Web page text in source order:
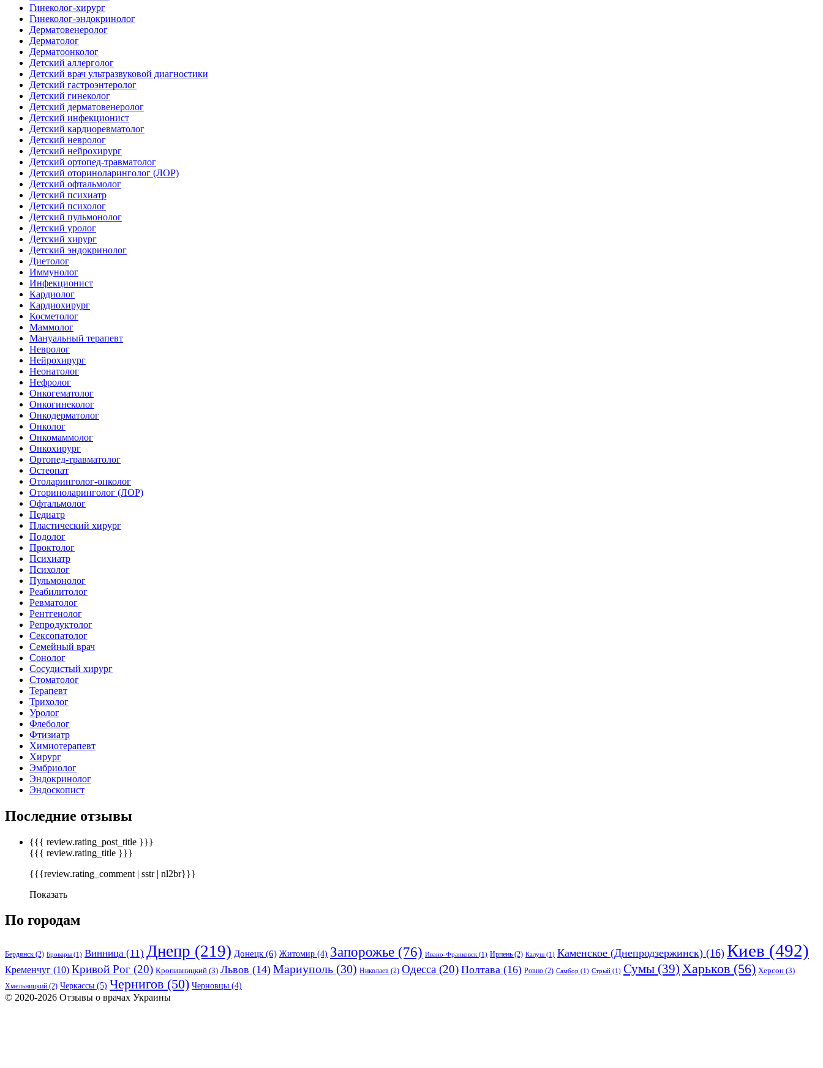
Гинеколог-хирург
Гинеколог-эндокринолог
Дерматовенеролог
Дерматолог
Дерматоонколог
Детский аллерголог
Детский врач ультразвуковой диагностики
Детский гастроэнтеролог
Детский гинеколог
Детский дерматовенеролог
Детский инфекционист
Детский кардиоревматолог
Детский невролог
Детский нейрохирург
Детский ортопед-травматолог
Детский оториноларинголог (ЛОР)
Детский офтальмолог
Детский психиатр
Детский психолог
Детский пульмонолог
Детский уролог
Детский хирург
Детский эндокринолог
Диетолог
Иммунолог
Инфекционист
Кардиолог
Кардиохирург
Косметолог
Маммолог
Мануальный терапевт
Невролог
Нейрохирург
Неонатолог
Нефролог
Онкогематолог
Онкогинеколог
Онкодерматолог
Онколог
Онкомаммолог
Онкохирург
Ортопед-травматолог
Остеопат
Отоларинголог-онколог
Оториноларинголог (ЛОР)
Офтальмолог
Педиатр
Пластический хирург
Подолог
Проктолог
Психиатр
Психолог
Пульмонолог
Реабилитолог
Ревматолог
Рентгенолог
Репродуктолог
Сексопатолог
Семейный врач
Сонолог
Сосудистый хирург
Стоматолог
Терапевт
Трихолог
Уролог
Флеболог
Фтизиатр
Химиотерапевт
Хирург
Эмбриолог
Эндокринолог
Эндоскопист
Последние отзывы
{{{ review.rating_post_title }}}
{{{ review.rating_title }}}
{{{review.rating_comment | sstr | nl2br}}}
Показать
По городам
Бердянск (2) Бровары (1) Винница (11) Днепр (219) Донецк(6) Житомир (4) Запорожье (76) Ивано-Франковск(1) Ирпень (2) Калуш(1) Каменское (Днепродзержинск) (16) Киев (492)
Кременчуг (10) Кривой Рог (20) Кропивницкий (3) Львов (14) Мариуполь (30) Николаев (2) Одесса (20) Полтава (16) Ровно (2) Самбор (1) Стрый (1) Сумы (39) Харьков (56) Херсон (3)
Хмельницкий (2) Черкассы (5) Чернигов (50) Черновцы (4)
© 2020-2026 Отзывы о врачах Украины